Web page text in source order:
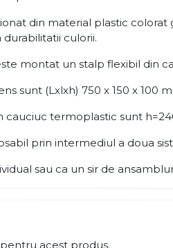
din material plastic
culorii.
montat un stalp flexibil din
sunt (Lxlxh) 750 x 150 x 100
cauciuc termoplastic sunt
prin intermediul a doua
sau ca un sir de
acest produs.